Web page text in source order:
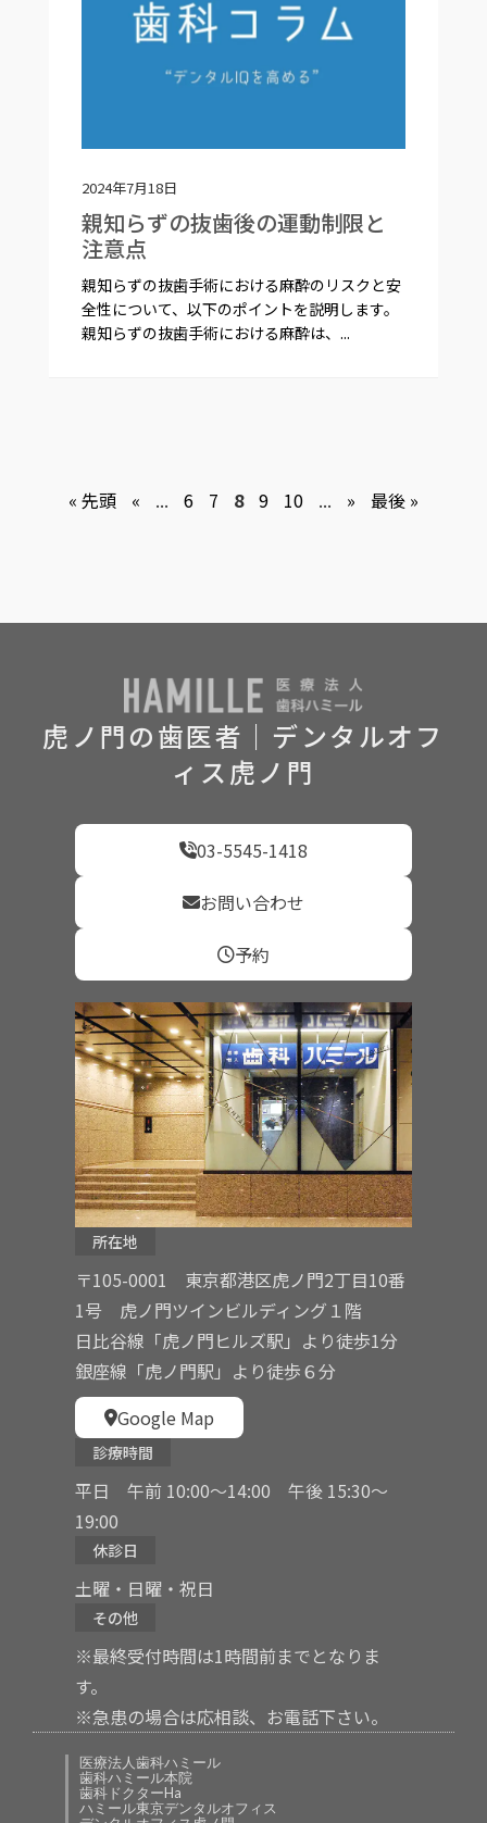
2024年7月18日
親知らずの抜歯後の運動制限と
注意点
親知らずの抜歯手術における麻酔のリスクと安
全性について、以下のポイントを説明します。
親知らずの抜歯手術における麻酔は、...
« 先頭 « ... 6 7 8 9 10 ... » 最後 »
虎ノ門の歯医者｜デンタルオフ
ィス虎ノ門
03-5545-1418
お問い合わせ
予約
所在地
〒105-0001 東京都港区虎ノ門2丁目10番
1号 虎ノ門ツインビルディング１階
日比谷線「虎ノ門ヒルズ駅」より徒歩1分
銀座線「虎ノ門駅」より徒歩６分
Google Map
診療時間
平日 午前 10:00〜14:00 午後 15:30〜
19:00
休診日
土曜・日曜・祝日
その他
※最終受付時間は1時間前までとなりま
す。
※急患の場合は応相談、お電話下さい。
医療法人歯科ハミール
歯科ハミール本院
歯科ドクターHa
ハミール東京デンタルオフィス